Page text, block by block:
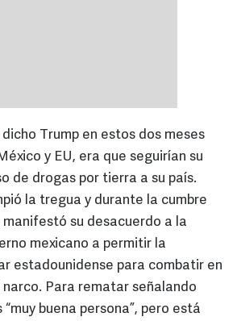
Trump en estos dos meses
y EU, era que seguirían su
de drogas por tierra a su país.
la tregua y durante la cumbre
manifestó su desacuerdo a la
mexicano a permitir la
estadounidense para combatir en
narco. Para rematar señalando
“muy buena persona”, pero está